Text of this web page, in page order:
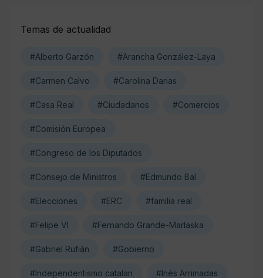
Temas de actualidad
#Alberto Garzón #Arancha González-Laya
#Carmen Calvo #Carolina Darias
#Casa Real #Ciudadanos #Comercios
#Comisión Europea
#Congreso de los Diputados
#Consejo de Ministros #Edmundo Bal
#Elecciones #ERC #familia real
#Felipe VI #Fernando Grande-Marlaska
#Gabriel Rufián #Gobierno
#Independentismo catalan #Inés Arrimadas